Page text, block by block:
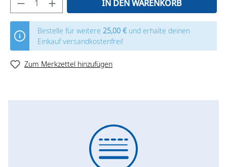
IN DEN WARENKORB
Bestelle für weitere 25,00 €und erhalte deinen
Einkauf versandkostenfrei!
Zum Merkzettel hinzufügen